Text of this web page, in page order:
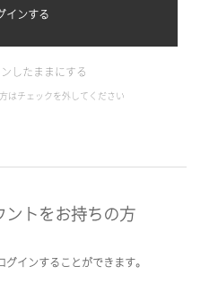
したままにする
はチェックを外してください
ントをお持ちの方
インすることができます。